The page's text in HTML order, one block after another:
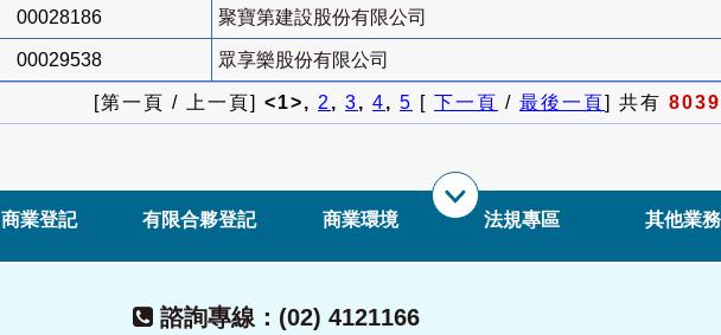
00028186 聚寶第建設股份有限公司
00029538 眾享樂股份有限公司
[第一頁 / 上一頁] <1>, 2, 3, 4, 5 [ 下一頁 / 最後一頁] 共有 8039
商業登記 有限合夥登記 商業環境 法規專區 其他業務
諮詢專線：(02) 4121166